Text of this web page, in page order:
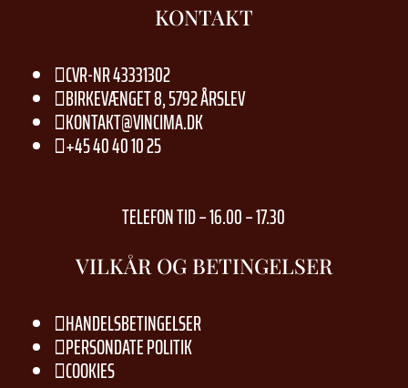
KONTAKT
CVR-NR 43331302
BIRKEVÆNGET 8, 5792 ÅRSLEV
KONTAKT@VINCIMA.DK
+45 40 40 10 25
TELEFON TID – 16.00 – 17.30
VILKÅR OG BETINGELSER
HANDELSBETINGELSER
PERSONDATE POLITIK
COOKIES